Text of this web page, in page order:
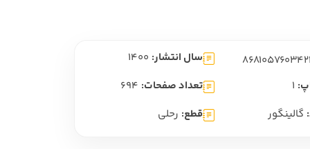
فارسی
متون کهن
سال انتشار: 1400
1 تعداد صفحات: 694
گالینگور قطع: رحلی